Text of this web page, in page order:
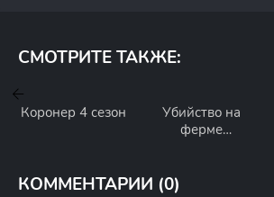
СМОТРИТЕ ТАКЖЕ:
Коронер 4 сезон
Убийство на
ферме
КОММЕНТАРИИ (0)